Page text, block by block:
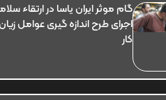
گام موثر ایران یاسا در ارتقاء
اجرای طرح اندازه گیری عوامل
کار